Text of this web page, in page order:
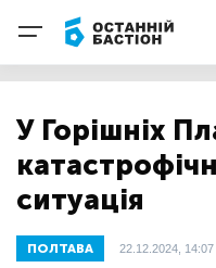
У Горішніх
ситуація
ПОЛТАВА 22.12.2024, 14:07